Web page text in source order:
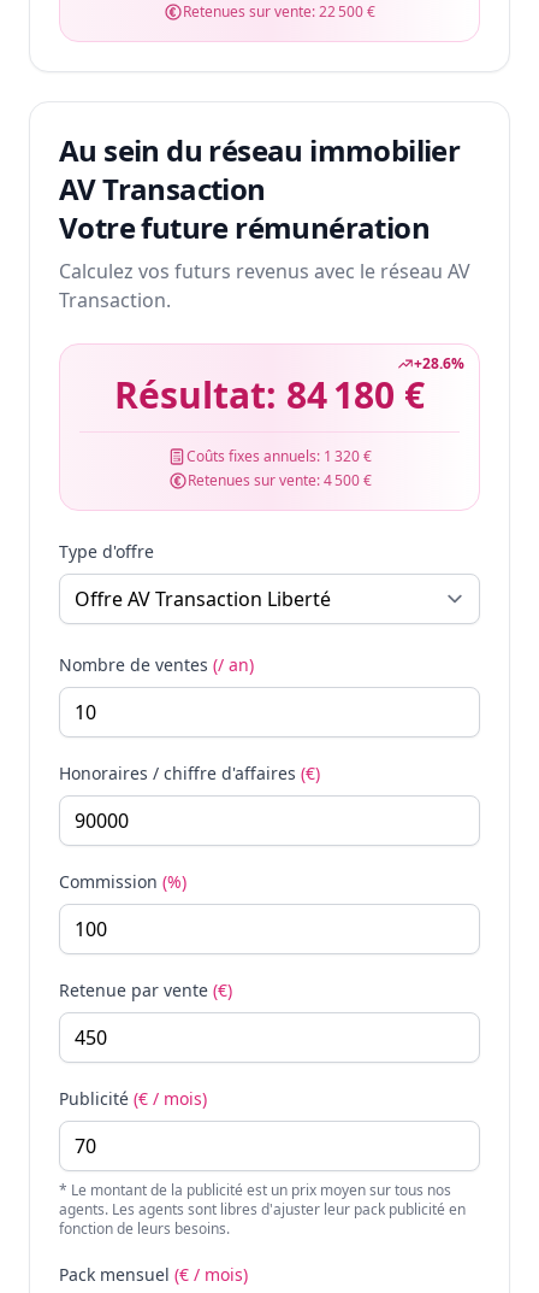
Retenues sur vente:22 500 €
Au sein du réseau immobilier
AV Transaction
Votre future rémunération
Calculez vos futurs revenus avec le réseau AV
Transaction.
+28.6%
Résultat: 84 180 €
Coûts fixes annuels: 1 320 €
Retenues sur vente:4 500 €
Type d'offre
Nombre de ventes (/ an)
Honoraires / chiffre d'affaires (€)
Commission (%)
Retenue par vente (€)
Publicité (€ / mois)
* Le montant de la publicité est un prix moyen sur tous nos
agents. Les agents sont libres d'ajuster leur pack publicité en
fonction de leurs besoins.
Pack mensuel (€ / mois)